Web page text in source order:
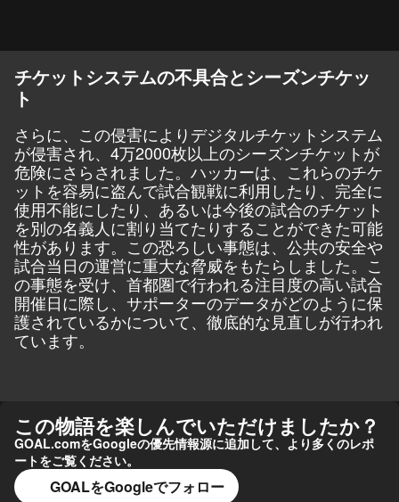
チケットシステムの不具合とシーズンチケッ
ト
さらに、この侵害によりデジタルチケットシステム
が侵害され、4万2000枚以上のシーズンチケットが
危険にさらされました。ハッカーは、これらのチケ
ットを容易に盗んで試合観戦に利用したり、完全に
使用不能にしたり、あるいは今後の試合のチケット
を別の名義人に割り当てたりすることができた可能
性があります。この恐ろしい事態は、公共の安全や
試合当日の運営に重大な脅威をもたらしました。こ
の事態を受け、首都圏で行われる注目度の高い試合
開催日に際し、サポーターのデータがどのように保
護されているかについて、徹底的な見直しが行われ
ています。
この物語を楽しんでいただけましたか？
GOAL.comをGoogleの優先情報源に追加して、より多くのレポ
ートをご覧ください。
GOALをGoogleでフォロー